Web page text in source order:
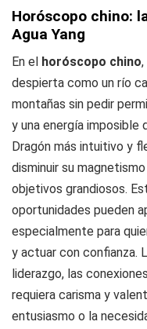
Horóscopo chino:
Agua Yang
En el horóscopo chino
despierta como un río
montañas sin pedir
y una energía imposible
Dragón más intuitivo y
disminuir su
objetivos grandiosos.
oportunidades pueden
especialmente para
y actuar con confianza.
liderazgo, las
requiera carisma y
entusiasmo o la